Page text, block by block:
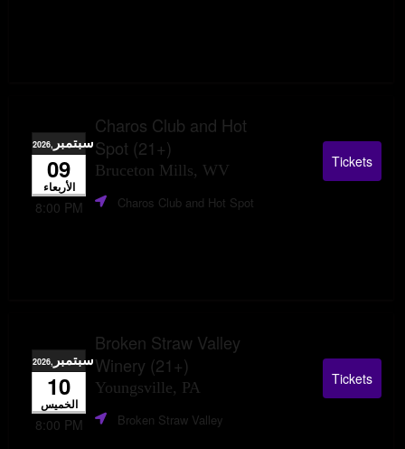
Charos Club and Hot
Spot (21+)
Bruceton Mills, WV
سبتمبر ,2026
09
الأربعاء
8:00 PM Charos Club and Hot Spot
Tickets
Broken Straw Valley
Winery (21+)
Youngsville, PA
سبتمبر ,2026
10
الخميس
8:00 PM Broken Straw Valley
Tickets